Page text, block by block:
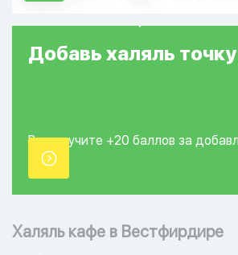
Добавь халяль точку
Вы получите +20 баллов за
точки.
Халяль кафе в Вестфирдире